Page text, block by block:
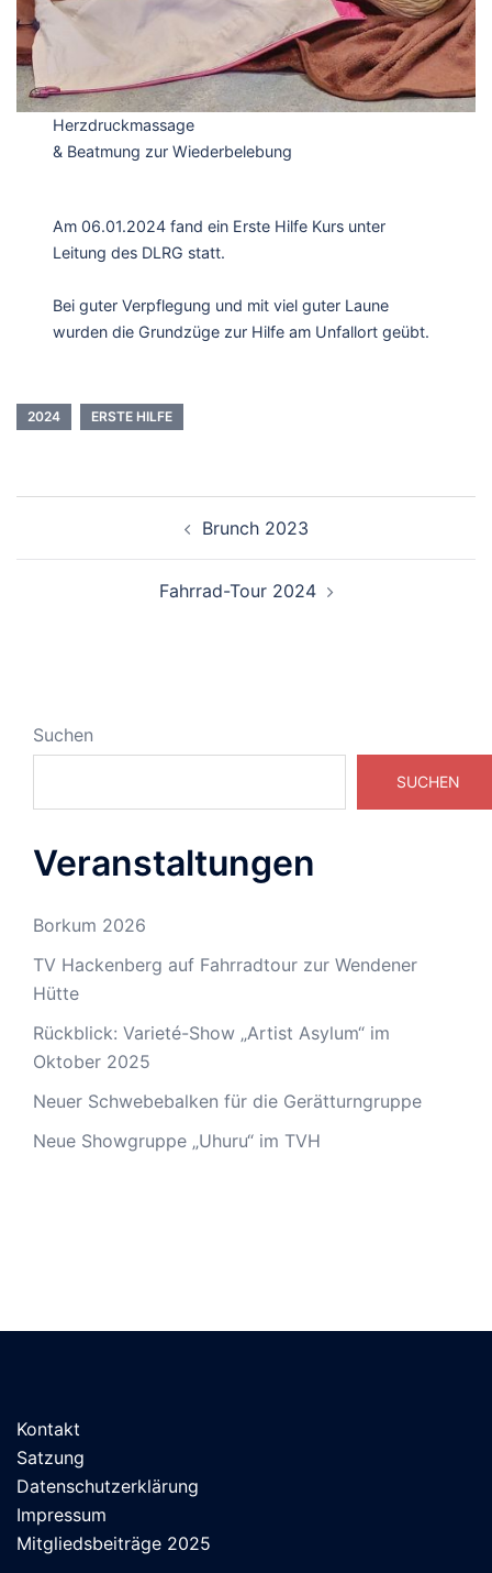
Herzdruckmassage
& Beatmung zur Wiederbelebung
Am 06.01.2024 fand ein Erste Hilfe Kurs unter
Leitung des DLRG statt.
Bei guter Verpflegung und mit viel guter Laune
wurden die Grundzüge zur Hilfe am Unfallort geübt.
2024 ERSTE HILFE
Brunch 2023
Fahrrad-Tour 2024
Suchen
SUCHEN
Veranstaltungen
Borkum 2026
TV Hackenberg auf Fahrradtour zur Wendener
Hütte
Rückblick: Varieté-Show „Artist Asylum“ im
Oktober 2025
Neuer Schwebebalken für die Gerätturngruppe
Neue Showgruppe „Uhuru“ im TVH
Kontakt
Satzung
Datenschutzerklärung
Impressum
Mitgliedsbeiträge 2025